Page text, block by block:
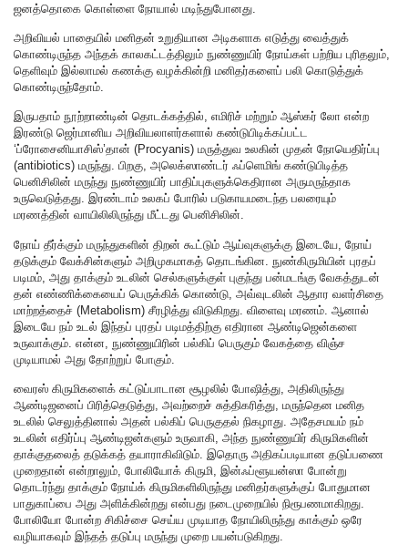
ஜனத்தொகை கொள்ளை நோயால் மடிந்துபோனது.
அறிவியல் பாதையில் மனிதன் உறுதியான அடிகளாக எடுத்து வைத்துக்
கொண்டிருந்த அந்தக் காலகட்டத்திலும் நுண்ணுயிர் நோய்கள் பற்றிய புரிதலும்,
தெளிவும் இல்லாமல் கணக்கு வழக்கின்றி மனிதர்களைப் பலி கொடுத்துக்
கொண்டிருந்தோம்.
இருபதாம் நூற்றாண்டின் தொடக்கத்தில், எமிரிச் மற்றும் ஆஸ்கர் லோ என்ற
இரண்டு ஜெர்மானிய அறிவியலாளர்களால் கண்டுபிடிக்கப்பட்ட
‘ப்ரோசைனியாசிஸ்’தான் (Procyanis) மருத்துவ உலகின் முதன் நோயெதிர்ப்பு
(antibiotics) மருந்து. பிறகு, அலெக்ஸாண்டர் ஃப்ளெமிங் கண்டுபிடித்த
பெனிசிலின் மருந்து நுண்ணுயிர் பாதிப்புகளுக்கெதிரான அருமருந்தாக
உருவெடுத்தது. இரண்டாம் உலகப் போரில் படுகாயமடைந்த பலரையும்
மரணத்தின் வாயிலிலிருந்து மீட்டது பெனிசிலின்.
நோய் தீர்க்கும் மருந்துகளின் திறன் கூட்டும் ஆய்வுகளுக்கு இடையே, நோய்
தடுக்கும் வேக்சின்களும் அறிமுகமாகத் தொடங்கின. நுண்கிருமியின் புரதப்
படிமம், அது தாக்கும் உடலின் செல்களுக்குள் புகுந்து பன்மடங்கு வேகத்துடன்
தன் எண்ணிக்கையைப் பெருக்கிக் கொண்டு, அவ்வுடலின் ஆதார வளர்சிதை
மாற்றத்தைச் (Metabolism) சீரழித்து விடுகிறது. விளைவு மரணம். ஆனால்
இடையே நம் உடல் இந்தப் புரதப் படிமத்திற்கு எதிரான ஆண்டிஜென்களை
உருவாக்கும். என்ன, நுண்ணுயிரின் பல்கிப் பெருகும் வேகத்தை விஞ்ச
முடியாமல் அது தோற்றுப் போகும்.
வைரஸ் கிருமிகளைக் கட்டுப்பாடான சூழலில் போஷித்து, அதிலிருந்து
ஆண்டிஜனைப் பிரித்தெடுத்து, அவற்றைச் சுத்திகரித்து, மருந்தென மனித
உடலில் செலுத்தினால் அதன் பல்கிப் பெருகுதல் நிகழாது. அதேசமயம் நம்
உடலின் எதிர்ப்பு ஆண்டிஜன்களும் உருவாகி, அந்த நுண்ணுயிர் கிருமிகளின்
தாக்குதலைத் தடுக்கத் தயாராகிவிடும். இதொரு அதிகப்படியான தடுப்பணை
முறைதான் என்றாலும், போலியோக் கிருமி, இன்ஃப்ளூயன்ஸா போன்று
தொடர்ந்து தாக்கும் நோய்க் கிருமிகளிலிருந்து மனிதர்களுக்குப் போதுமான
பாதுகாப்பை அது அளிக்கின்றது என்பது நடைமுறையில் நிரூபணமாகிறது.
போலியோ போன்ற சிகிச்சை செய்ய முடியாத நோயிலிருந்து காக்கும் ஒரே
வழியாகவும் இந்தத் தடுப்பு மருந்து முறை பயன்படுகிறது.